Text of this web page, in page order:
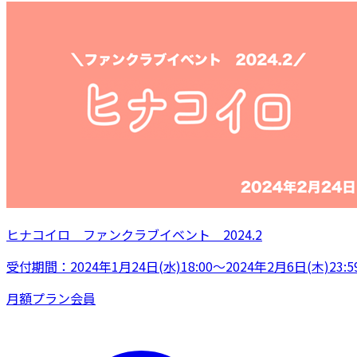
ヒナコイロ ファンクラブイベント 2024.2
受付期間：2024年1月24日(水)18:00～2024年2月6日(木
月額プラン会員